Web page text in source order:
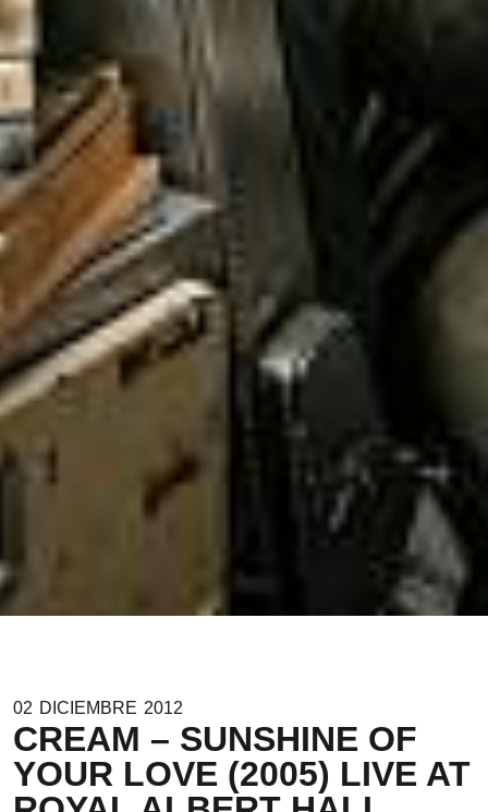
02 DICIEMBRE 2012
CREAM – SUNSHINE OF
YOUR LOVE (2005) LIVE AT